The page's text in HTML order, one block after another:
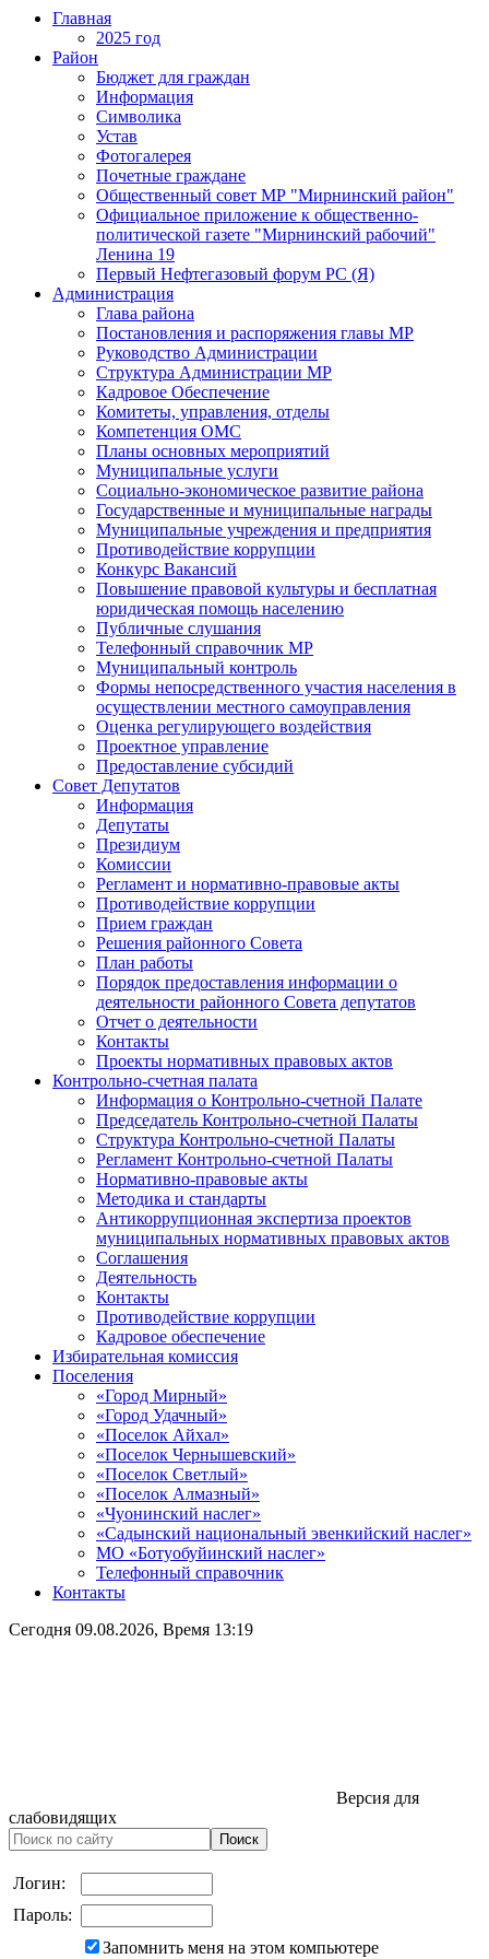
Главная
2025 год
Район
Бюджет для граждан
Информация
Символика
Устав
Фотогалерея
Почетные граждане
Общественный совет МР "Мирнинский район"
Официальное приложение к общественно-
политической газете "Мирнинский рабочий"
Ленина 19
Первый Нефтегазовый форум РС (Я)
Администрация
Глава района
Постановления и распоряжения главы МР
Руководство Администрации
Структура Администрации МР
Кадровое Обеспечение
Комитеты, управления, отделы
Компетенция ОМС
Планы основных мероприятий
Муниципальные услуги
Социально-экономическое развитие района
Государственные и муниципальные награды
Муниципальные учреждения и предприятия
Противодействие коррупции
Конкурс Вакансий
Повышение правовой культуры и бесплатная
юридическая помощь населению
Публичные слушания
Телефонный справочник МР
Муниципальный контроль
Формы непосредственного участия населения в
осуществлении местного самоуправления
Оценка регулирующего воздействия
Проектное управление
Предоставление субсидий
Совет Депутатов
Информация
Депутаты
Президиум
Комиссии
Регламент и нормативно-правовые акты
Противодействие коррупции
Прием граждан
Решения районного Совета
План работы
Порядок предоставления информации о
деятельности районного Совета депутатов
Отчет о деятельности
Контакты
Проекты нормативных правовых актов
Контрольно-счетная палата
Информация о Контрольно-счетной Палате
Председатель Контрольно-счетной Палаты
Структура Контрольно-счетной Палаты
Регламент Контрольно-счетной Палаты
Нормативно-правовые акты
Методика и стандарты
Антикоррупционная экспертиза проектов
муниципальных нормативных правовых актов
Соглашения
Деятельность
Контакты
Противодействие коррупции
Кадровое обеспечение
Избирательная комиссия
Поселения
«Город Мирный»
«Город Удачный»
«Поселок Айхал»
«Поселок Чернышевский»
«Поселок Светлый»
«Поселок Алмазный»
«Чуонинский наслег»
«Садынский национальный эвенкийский наслег»
МО «Ботуобуйинский наслег»
Телефонный справочник
Контакты
Сегодня 09.08.2026, Время 13:19
Версия для
слабовидящих
Логин:
Пароль:
Запомнить меня на этом компьютере